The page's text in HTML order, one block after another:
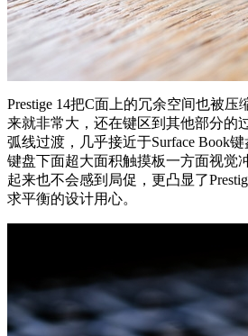
Prestige 14把C面上的冗余空间也被
来就非常大，还在键区到其他部分的
弧线过渡，几乎接近于Surface Book
键盘下面超大面积触摸板一方面视觉
起来也不会感到局促，更凸显了
求平衡的设计用心。